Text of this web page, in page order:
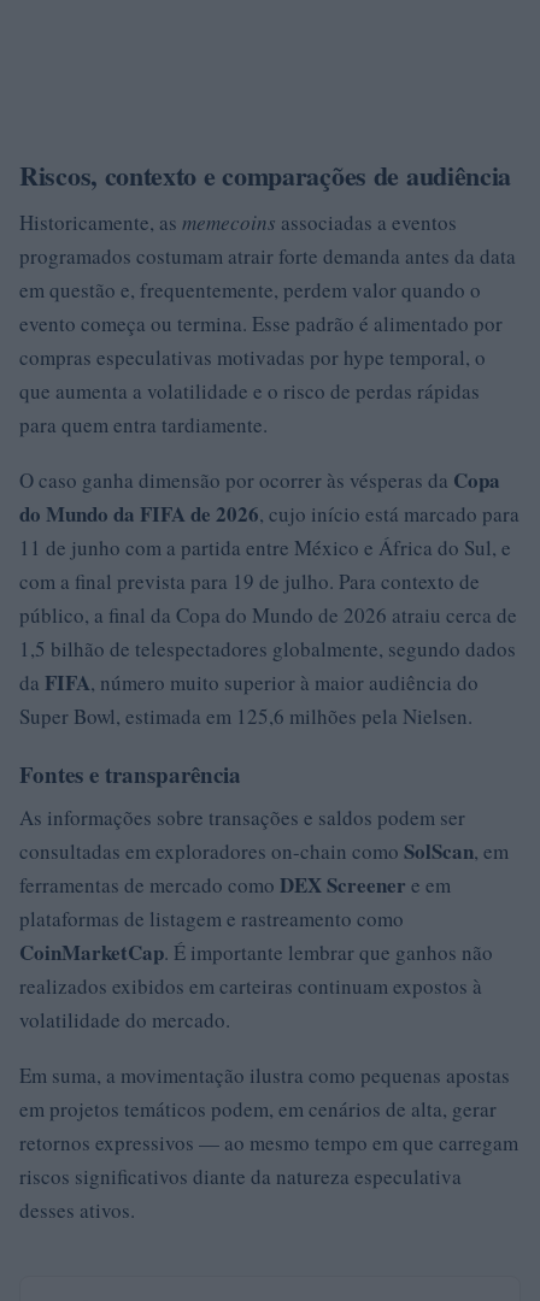
Riscos, contexto e comparações de audiência
Historicamente, as memecoins associadas a eventos
programados costumam atrair forte demanda antes da data
em questão e, frequentemente, perdem valor quando o
evento começa ou termina. Esse padrão é alimentado por
compras especulativas motivadas por hype temporal, o
que aumenta a volatilidade e o risco de perdas rápidas
para quem entra tardiamente.
O caso ganha dimensão por ocorrer às vésperas da Copa
do Mundo da FIFA de 2026, cujo início está marcado para
11 de junho com a partida entre México e África do Sul, e
com a final prevista para 19 de julho. Para contexto de
público, a final da Copa do Mundo de 2026 atraiu cerca de
1,5 bilhão de telespectadores globalmente, segundo dados
da FIFA, número muito superior à maior audiência do
Super Bowl, estimada em 125,6 milhões pela Nielsen.
Fontes e transparência
As informações sobre transações e saldos podem ser
consultadas em exploradores on-chain como SolScan, em
ferramentas de mercado como DEX Screener e em
plataformas de listagem e rastreamento como
CoinMarketCap. É importante lembrar que ganhos não
realizados exibidos em carteiras continuam expostos à
volatilidade do mercado.
Em suma, a movimentação ilustra como pequenas apostas
em projetos temáticos podem, em cenários de alta, gerar
retornos expressivos — ao mesmo tempo em que carregam
riscos significativos diante da natureza especulativa
desses ativos.